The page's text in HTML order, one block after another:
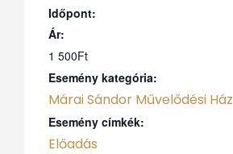
Időpont:
Ár:
1 500Ft
Esemény kategória:
Márai Sándor Művelődési Ház
Esemény címkék:
Előadás